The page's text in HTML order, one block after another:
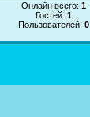
Онлайн всего:1
Гостей:1
Пользователей:0